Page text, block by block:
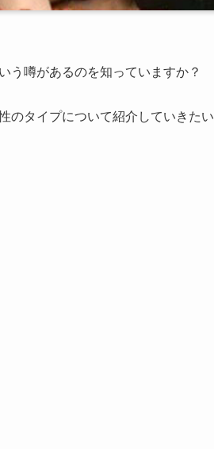
う噂があるのを知っていますか？
のタイプについて紹介していきたい